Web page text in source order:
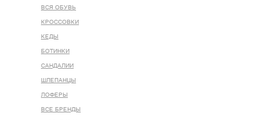
ВСЯ ОБУВЬ
КРОССОВКИ
КЕДЫ
БОТИНКИ
САНДАЛИИ
ШЛЕПАНЦЫ
ЛОФЕРЫ
ВСЕ БРЕНДЫ